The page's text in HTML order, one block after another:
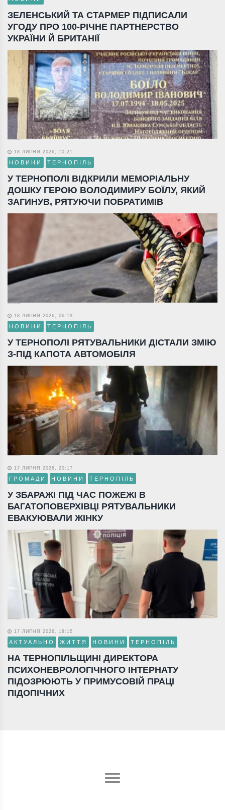
ЗЕЛЕНСЬКИЙ ТА СТАРМЕР ПІДПИСАЛИ
УГОДУ ПРО 100-РІЧНЕ ПАРТНЕРСТВО
УКРАЇНИ Й БРИТАНІЇ
18 ЛИПНЯ 2026, 10:21
НОВИНИ ТЕРНОПІЛЬ
У ТЕРНОПОЛІ ВІДКРИЛИ МЕМОРІАЛЬНУ
ДОШКУ ГЕРОЮ ВОЛОДИМИРУ БОЇЛУ, ЯКИЙ
ЗАГИНУВ, РЯТУЮЧИ ПОБРАТИМІВ
18 ЛИПНЯ 2026, 06:19
НОВИНИ ТЕРНОПІЛЬ
У ТЕРНОПОЛІ РЯТУВАЛЬНИКИ ДІСТАЛИ ЗМІЮ
З-ПІД КАПОТА АВТОМОБІЛЯ
17 ЛИПНЯ 2026, 20:17
ГРОМАДИ НОВИНИ ТЕРНОПІЛЬ
У ЗБАРАЖІ ПІД ЧАС ПОЖЕЖІ В
БАГАТОПОВЕРХІВЦІ РЯТУВАЛЬНИКИ
ЕВАКУЮВАЛИ ЖІНКУ
17 ЛИПНЯ 2026, 18:15
АКТУАЛЬНО ЖИТТЯ НОВИНИ ТЕРНОПІЛЬ
НА ТЕРНОПІЛЬЩИНІ ДИРЕКТОРА
ПСИХОНЕВРОЛОГІЧНОГО ІНТЕРНАТУ
ПІДОЗРЮЮТЬ У ПРИМУСОВІЙ ПРАЦІ
ПІДОПІЧНИХ